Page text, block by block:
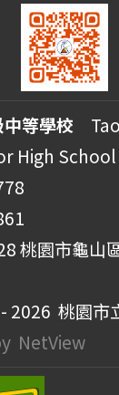
等學校
High School
桃園市龜山
2026 桃園市
NetView